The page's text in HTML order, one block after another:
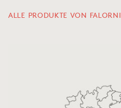
ALLE PRODUKTE VON FALORNI